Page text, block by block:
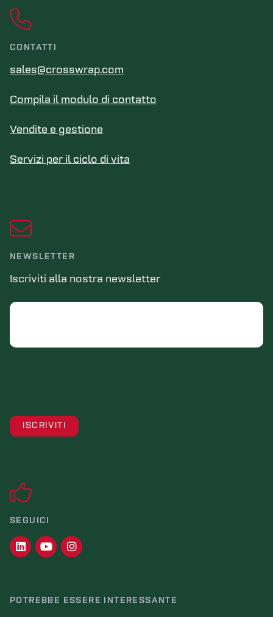
CONTATTI
sales@crosswrap.com
Compila il modulo di contatto
Vendite e gestione
Servizi per il ciclo di vita
NEWSLETTER
Iscriviti alla nostra newsletter
Email
SEGUICI
POTREBBE ESSERE INTERESSANTE